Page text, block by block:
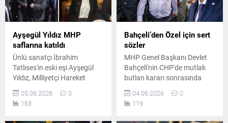
Ayşegül Yıldız MHP
saflarına katıldı
Ünlü sanatçı İbrahim
Tatlıses'in eski eşi Ayşegül
Yıldız, Milliyetçi Hareket
Partisi'ne katılarak siyaset
dünyasına adım attığını
Türkiye Büyük Millet
05.06.2026
0
163
Bahçeli’den Özel için sert
sözler
MHP Genel Başkanı Devlet
Bahçeli'nin CHP'de mutlak
butlan kararı sonrasında
yaşanan gelişmelere yönelik
açıklamaları, Türk
siyasetinde geniş yankı
04.06.2026
0
119